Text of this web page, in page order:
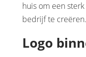
huis om een
bedrijf te creëren.
Logo